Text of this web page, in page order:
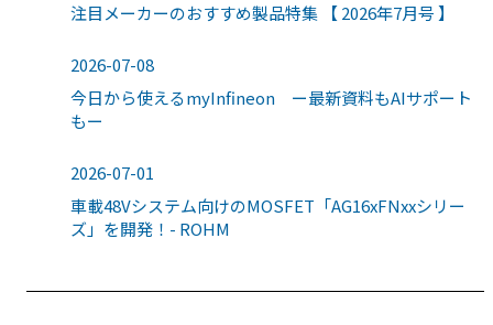
注目メーカーのおすすめ製品特集 【 2026年7月号 】
2026-07-08
今日から使えるmyInfineon ー最新資料もAIサポート
もー
2026-07-01
車載48Vシステム向けのMOSFET「AG16xFNxxシリー
ズ」を開発！- ROHM